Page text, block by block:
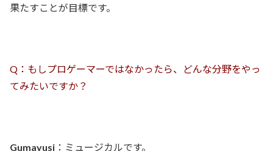
果たすことが目標です。
Q：もしプロゲーマーではなかったら、どんな分野をやっ
てみたいですか？
Gumayusi ：ミュージカルです。